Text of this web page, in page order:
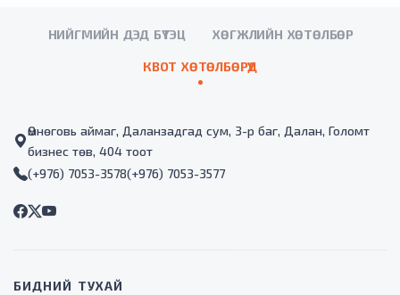
НИЙГМИЙН ДЭД БҮТЭЦ ХӨГЖЛИЙН ХӨТӨЛБӨР
КВОТ ХӨТӨЛБӨРҮҮД
Өмнөговь аймаг, Даланзадгад сум, 3-р баг, Далан, Голомт
бизнес төв, 404 тоот
(+976) 7053-3578(+976) 7053-3577
БИДНИЙ ТУХАЙ